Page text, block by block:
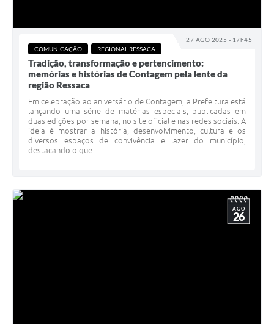
27 AGO 2025 - 17h45
COMUNICAÇÃO
REGIONAL RESSACA
Tradição, transformação e pertencimento:
memórias e histórias de Contagem pela lente da
região Ressaca
Em celebração ao aniversário de Contagem, a Prefeitura está
lançando uma série de matérias especiais, publicadas em
duas edições por semana, no site oficial e nas redes sociais. A
ideia é mostrar a história, desenvolvimento, cultura e os
diversos espaços de convivência e lazer do município,
destacando o que...
AGO
26